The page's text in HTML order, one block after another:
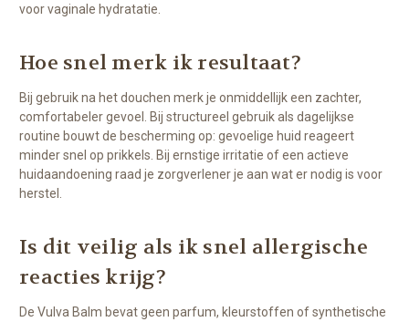
voor vaginale hydratatie.
Hoe snel merk ik resultaat?
Bij gebruik na het douchen merk je onmiddellijk een zachter,
comfortabeler gevoel. Bij structureel gebruik als dagelijkse
routine bouwt de bescherming op: gevoelige huid reageert
minder snel op prikkels. Bij ernstige irritatie of een actieve
huidaandoening raad je zorgverlener je aan wat er nodig is voor
herstel.
Is dit veilig als ik snel allergische
reacties krijg?
De Vulva Balm bevat geen parfum, kleurstoffen of synthetische